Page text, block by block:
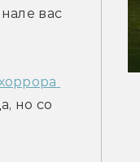
вас
но со